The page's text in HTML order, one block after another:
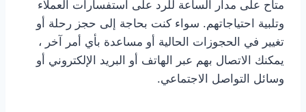
متاح على مدار الساعة للرد على استفسارات العملاء
وتلبية احتياجاتهم. سواء كنت بحاجة إلى حجز رحلة أو
تغيير في الحجوزات الحالية أو مساعدة بأي أمر آخر ،
يمكنك الاتصال بهم عبر الهاتف أو البريد الإلكتروني أو
وسائل التواصل الاجتماعي.